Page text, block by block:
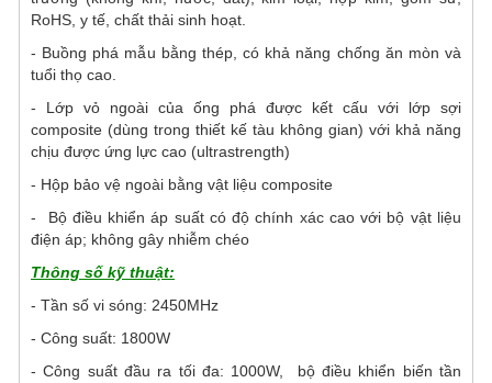
RoHS, y tế, chất thải sinh hoạt.
- Buồng phá mẫu bằng thép, có khả năng chống ăn mòn và
tuổi thọ cao.
- Lớp vỏ ngoài của ống phá được kết cấu với lớp sợi
composite (dùng trong thiết kế tàu không gian) với khả năng
chịu được ứng lực cao (ultrastrength)
- Hộp bảo vệ ngoài bằng vật liệu composite
- Bộ điều khiển áp suất có độ chính xác cao với bộ vật liệu
điện áp; không gây nhiễm chéo
Thông số kỹ thuật:
- Tần số vi sóng: 2450MHz
- Công suất: 1800W
- Công suất đầu ra tối đa: 1000W, bộ điều khiển biến tần